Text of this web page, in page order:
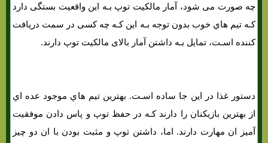
چه صورت می شود، آمار مالکیت توپ بـه این واقعیت بستگی دارد
کـه تیم هاي‌ خوب بدون توجه بـه این کـه چه کسی در سمت دریافت
کننده اسـت، تمایل بـه داشتن آمار بالای مالکیت توپ دارند.
دستور غذا در این جا ساده اسـت. بهترین تیم هاي‌ موجود عده اي
از بهترین بازیکنان را دارند کـه در حفظ توپ و پاس دادن موفقیت
آمیز ان مهارت دارند. اما، داشتن توپ و مثبت بودن با ان دو چیز